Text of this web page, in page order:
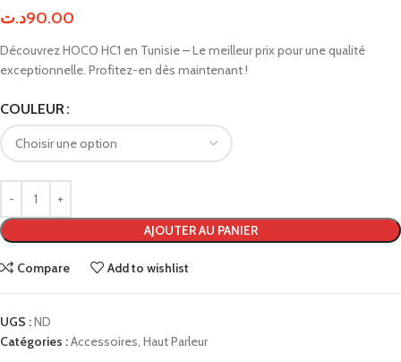
90.00د.ت
Découvrez HOCO HC1 en Tunisie – Le meilleur prix pour une qualité
exceptionnelle. Profitez-en dès maintenant !
COULEUR
AJOUTER AU PANIER
Compare Add to wishlist
UGS :ND
Catégories :Accessoires, Haut Parleur